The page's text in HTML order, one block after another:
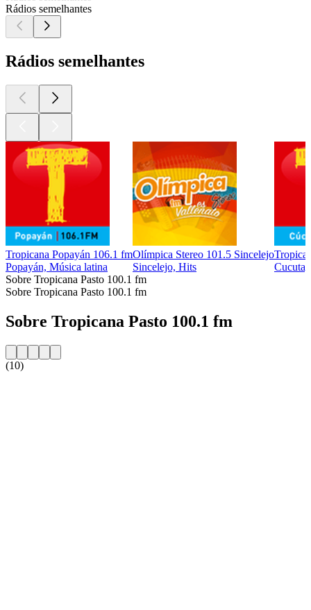
Rádios semelhantes
Rádios semelhantes
Tropicana Popayán 106.1 fm
Popayán, Música latina
Olímpica Stereo 101.5 Sincelejo
Sincelejo, Hits
Sobre Tropicana Pasto 100.1 fm
Sobre Tropicana Pasto 100.1 fm
Sobre Tropicana Pasto 100.1 fm
(10)